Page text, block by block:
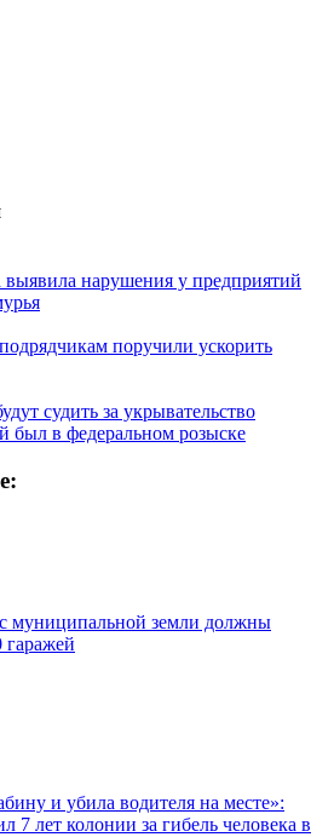
выявила нарушения у предприятий
поручили ускорить
судить за укрывательство
был в федеральном розыске
муниципальной земли должны
гаражей
и убила водителя на месте»:
7 лет колонии за гибель человека в